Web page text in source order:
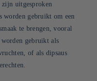
zijn uitgesproken
worden gebruikt om een
te brengen, vooral
gebruikt als
of als dipsaus